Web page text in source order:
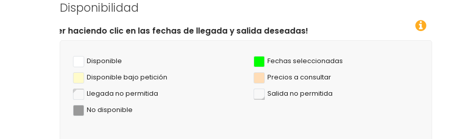
Disponibilidad
clic en las fechas de llegada y salida deseadas!
Disponible
Fechas seleccionadas
Disponible bajo petición
Precios a consultar
Llegada no permitida
Salida no permitida
No disponible